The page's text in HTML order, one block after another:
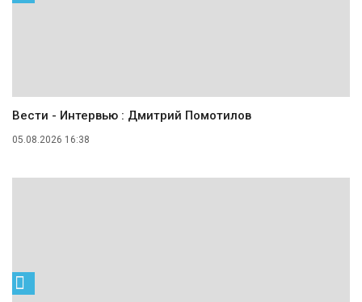
Вести - Интервью : Дмитрий Помотилов
05.08.2026 16:38